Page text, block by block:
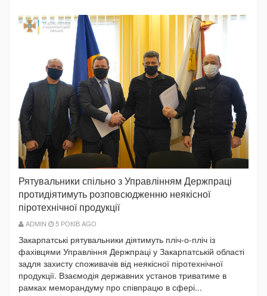
Рятувальники спільно з Управлінням Держпраці
протидіятимуть розповсюдженню неякісної
піротехнічної продукції
ADMIN 5 РОКІВ AGO
Закарпатські рятувальники діятимуть пліч-о-пліч із
фахівцями Управління Держпраці у Закарпатській області
задля захисту споживачів від неякісної піротехнічної
продукції. Взаємодія державних установ триватиме в
рамках меморандуму про співпрацю в сфері...